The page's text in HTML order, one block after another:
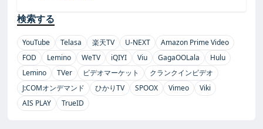
検索する
YouTube Telasa 楽天TV U-NEXT
Amazon Prime Video
FOD
Lemino WeTV iQIYI Viu GagaOOLala
Hulu
Lemino
TVer ビデオマーケット
クランクインビデオ
J:COMオンデマンド
ひかりTV SPOOX Vimeo
Viki
AIS PLAY
TrueID